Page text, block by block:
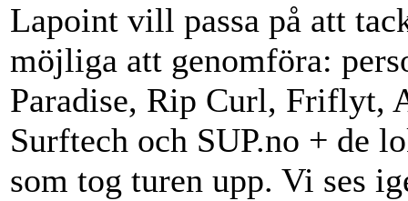
Lapoint vill passa på att
möjliga att genomföra:
Paradise, Rip Curl, Friflyt,
Surftech och SUP.no + de
som tog turen upp. Vi ses